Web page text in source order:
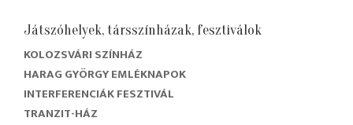
Játszóhelyek, társszínházak, fesztiválok
KOLOZSVÁRI SZÍNHÁZ
HARAG GYÖRGY EMLÉKNAPOK
INTERFERENCIÁK FESZTIVÁL
TRANZIT-HÁZ